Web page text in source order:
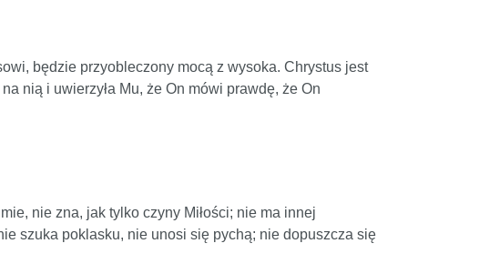
będzie przyobleczony mocą z wysoka. Chrystus jest
nią i uwierzyła Mu, że On mówi prawdę, że On
nie zna, jak tylko czyny Miłości; nie ma innej
szuka poklasku, nie unosi się pychą; nie dopuszcza się